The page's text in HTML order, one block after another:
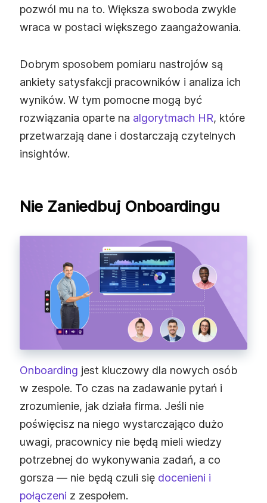
pozwól mu na to. Większa swoboda zwykle
wraca w postaci większego zaangażowania.
Dobrym sposobem pomiaru nastrojów są
ankiety satysfakcji pracowników i analiza ich
wyników. W tym pomocne mogą być
rozwiązania oparte na algorytmach HR, które
przetwarzają dane i dostarczają czytelnych
insightów.
Nie Zaniedbuj Onboardingu
Onboarding jest kluczowy dla nowych osób
w zespole. To czas na zadawanie pytań i
zrozumienie, jak działa firma. Jeśli nie
poświęcisz na niego wystarczająco dużo
uwagi, pracownicy nie będą mieli wiedzy
potrzebnej do wykonywania zadań, a co
gorsza — nie będą czuli się docenieni i
połączeni z zespołem.